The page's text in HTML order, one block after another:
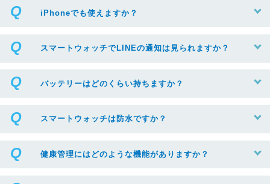
iPhoneでも使えますか？
スマートウォッチでLINEの通知は見られますか？
バッテリーはどのくらい持ちますか？
スマートウォッチは防水ですか？
健康管理にはどのような機能がありますか？